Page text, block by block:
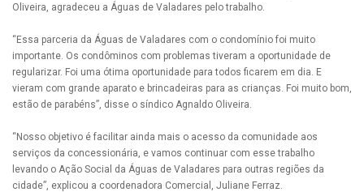
Oliveira, agradeceu a Águas de Valadares pelo trabalho.
“Essa parceria da Águas de Valadares com o condomínio foi muito
importante. Os condôminos com problemas tiveram a oportunidade de
regularizar. Foi uma ótima oportunidade para todos ficarem em dia. E
vieram com grande aparato e brincadeiras para as crianças. Foi muito bom,
estão de parabéns”, disse o síndico Agnaldo Oliveira.
“Nosso objetivo é facilitar ainda mais o acesso da comunidade aos
serviços da concessionária, e vamos continuar com esse trabalho
levando o Ação Social da Águas de Valadares para outras regiões da
cidade”, explicou a coordenadora Comercial, Juliane Ferraz.